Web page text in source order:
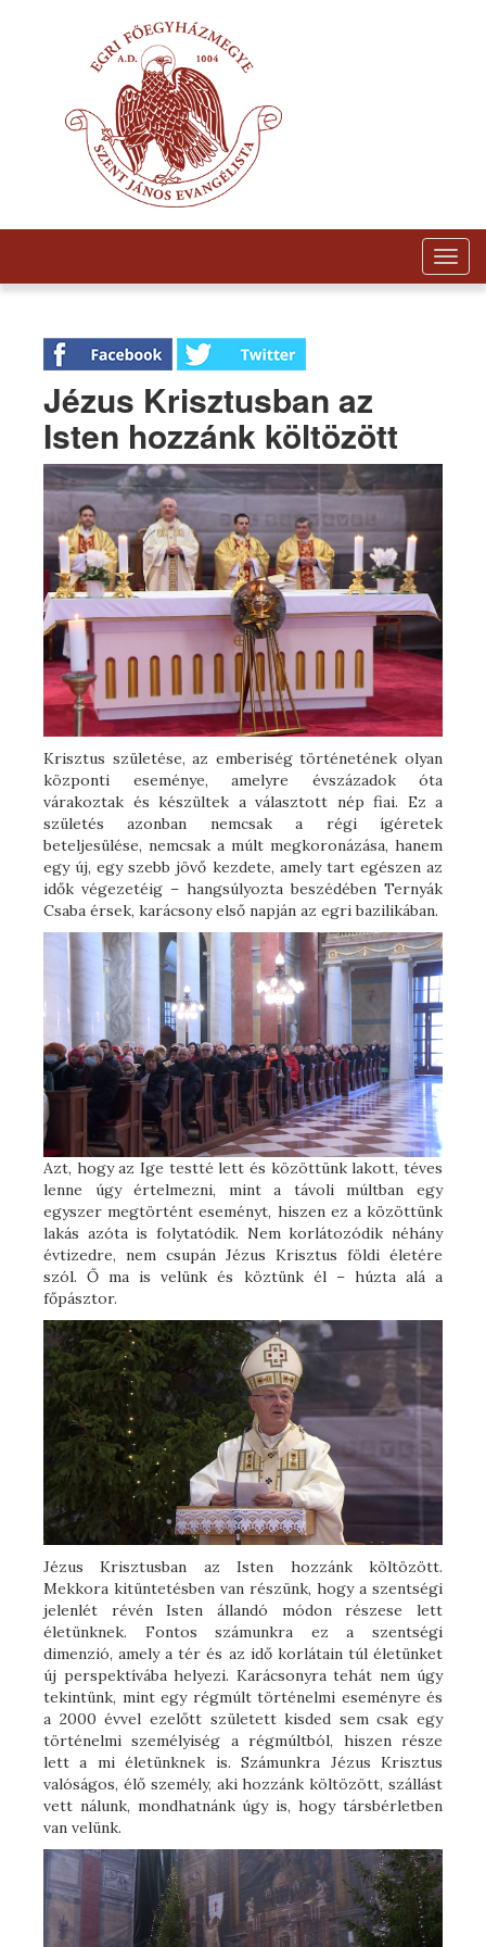
Jézus Krisztusban az
Isten hozzánk költözött
Krisztus születése, az emberiség történetének olyan
központi eseménye, amelyre évszázadok óta
várakoztak és készültek a választott nép fiai. Ez a
születés azonban nemcsak a régi ígéretek
beteljesülése, nemcsak a múlt megkoronázása, hanem
egy új, egy szebb jövő kezdete, amely tart egészen az
idők végezetéig – hangsúlyozta beszédében Ternyák
Csaba érsek, karácsony első napján az egri bazilikában.
Azt, hogy az Ige testté lett és közöttünk lakott, téves
lenne úgy értelmezni, mint a távoli múltban egy
egyszer megtörtént eseményt, hiszen ez a közöttünk
lakás azóta is folytatódik. Nem korlátozódik néhány
évtizedre, nem csupán Jézus Krisztus földi életére
szól. Ő ma is velünk és köztünk él – húzta alá a
főpásztor.
Jézus Krisztusban az Isten hozzánk költözött.
Mekkora kitüntetésben van részünk, hogy a szentségi
jelenlét révén Isten állandó módon részese lett
életünknek. Fontos számunkra ez a szentségi
dimenzió, amely a tér és az idő korlátain túl életünket
új perspektívába helyezi. Karácsonyra tehát nem úgy
tekintünk, mint egy régmúlt történelmi eseményre és
a 2000 évvel ezelőtt született kisded sem csak egy
történelmi személyiség a régmúltból, hiszen része
lett a mi életünknek is. Számunkra Jézus Krisztus
valóságos, élő személy, aki hozzánk költözött, szállást
vett nálunk, mondhatnánk úgy is, hogy társbérletben
van velünk.